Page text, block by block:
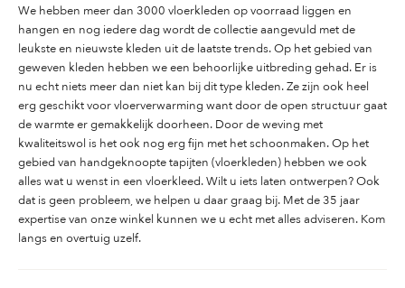
We hebben meer dan 3000 vloerkleden op voorraad liggen en
hangen en nog iedere dag wordt de collectie aangevuld met de
leukste en nieuwste kleden uit de laatste trends. Op het gebied van
geweven kleden hebben we een behoorlijke uitbreding gehad. Er is
nu echt niets meer dan niet kan bij dit type kleden. Ze zijn ook heel
erg geschikt voor vloerverwarming want door de open structuur gaat
de warmte er gemakkelijk doorheen. Door de weving met
kwaliteitswol is het ook nog erg fijn met het schoonmaken. Op het
gebied van handgeknoopte tapijten (vloerkleden) hebben we ook
alles wat u wenst in een vloerkleed. Wilt u iets laten ontwerpen? Ook
dat is geen probleem, we helpen u daar graag bij. Met de 35 jaar
expertise van onze winkel kunnen we u echt met alles adviseren. Kom
langs en overtuig uzelf.